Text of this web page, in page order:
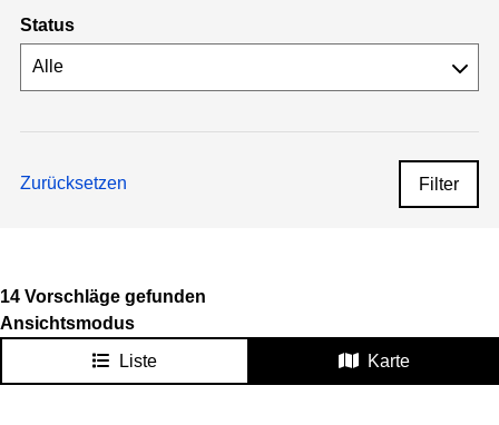
Status
Zurücksetzen Filter
14 Vorschläge gefunden
Ansichtsmodus
Liste
Karte